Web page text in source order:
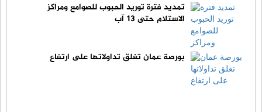
تمديد فترة توريد الحبوب للصوامع ومراكز
الاستلام حتى 13 آب
بورصة عمان تغلق تداولاتها على ارتفاع